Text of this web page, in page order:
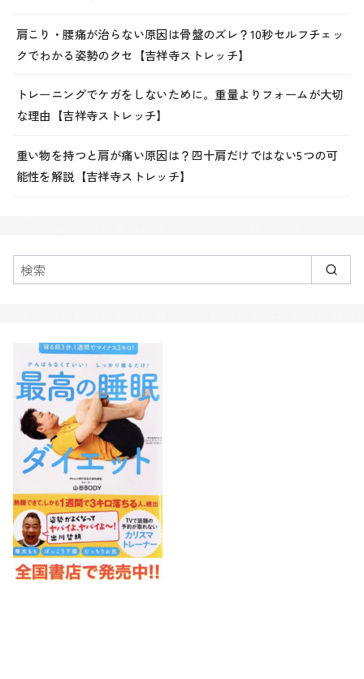
肩こり・腰痛が治らない原因は骨盤のズレ？10秒セルフチェッ
クでわかる姿勢のクセ【吉祥寺ストレッチ】
トレーニングでケガをしないために。重量よりフォームが大切
な理由【吉祥寺ストレッチ】
重い物を持つと肩が痛い原因は？四十肩だけではない5つの可
能性を解説【吉祥寺ストレッチ】